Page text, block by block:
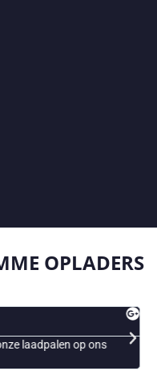
OPLADERS
laadpalen op ons